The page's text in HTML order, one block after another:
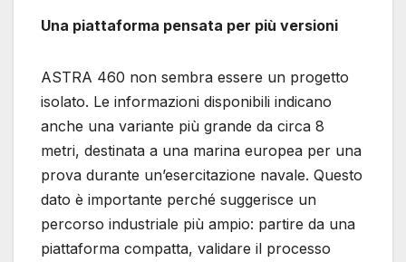
Una piattaforma pensata per più versioni
ASTRA 460 non sembra essere un progetto
isolato. Le informazioni disponibili indicano
anche una variante più grande da circa 8
metri, destinata a una marina europea per una
prova durante un’esercitazione navale. Questo
dato è importante perché suggerisce un
percorso industriale più ampio: partire da una
piattaforma compatta, validare il processo